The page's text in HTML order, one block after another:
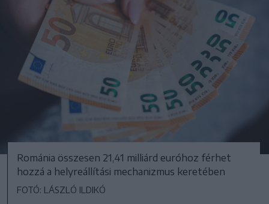
Románia összesen 21,41 milliárd euróhoz férhet
hozzá a helyreállítási mechanizmus keretében
FOTÓ: LÁSZLÓ ILDIKÓ